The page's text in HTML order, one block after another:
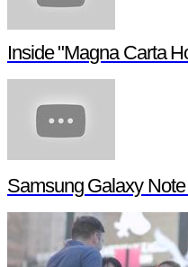
Inside "Magna Carta Holy
Samsung Galaxy Note 10.1